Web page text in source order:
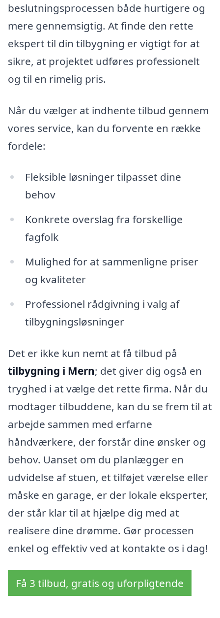
beslutningsprocessen både hurtigere og
mere gennemsigtig. At finde den rette
ekspert til din tilbygning er vigtigt for at
sikre, at projektet udføres professionelt
og til en rimelig pris.
Når du vælger at indhente tilbud gennem
vores service, kan du forvente en række
fordele:
Fleksible løsninger tilpasset dine
behov
Konkrete overslag fra forskellige
fagfolk
Mulighed for at sammenligne priser
og kvaliteter
Professionel rådgivning i valg af
tilbygningsløsninger
Det er ikke kun nemt at få tilbud på
tilbygning i Mern; det giver dig også en
tryghed i at vælge det rette firma. Når du
modtager tilbuddene, kan du se frem til at
arbejde sammen med erfarne
håndværkere, der forstår dine ønsker og
behov. Uanset om du planlægger en
udvidelse af stuen, et tilføjet værelse eller
måske en garage, er der lokale eksperter,
der står klar til at hjælpe dig med at
realisere dine drømme. Gør processen
enkel og effektiv ved at kontakte os i dag!
Få 3 tilbud, gratis og uforpligtende